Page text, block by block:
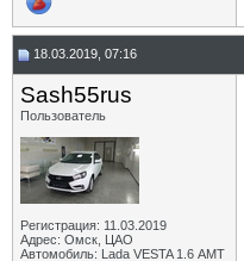
18.03.2019, 07:16
Sash55rus
Пользователь
Регистрация: 11.03.2019
Адрес: Омск, ЦАО
Автомобиль: Lada VESTA 1.6 АМТ